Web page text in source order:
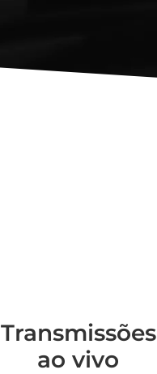
Transmis­sões
ao vivo